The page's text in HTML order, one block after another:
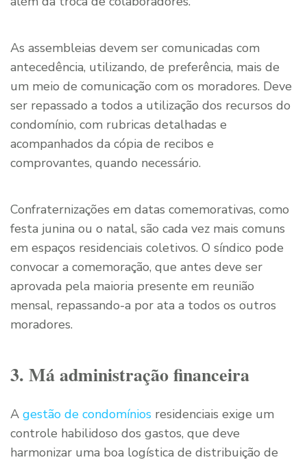
As assembleias devem ser comunicadas com
antecedência, utilizando, de preferência, mais de
um meio de comunicação com os moradores. Deve
ser repassado a todos a utilização dos recursos do
condomínio, com rubricas detalhadas e
acompanhados da cópia de recibos e
comprovantes, quando necessário.
Confraternizações em datas comemorativas, como
festa junina ou o natal, são cada vez mais comuns
em espaços residenciais coletivos. O síndico pode
convocar a comemoração, que antes deve ser
aprovada pela maioria presente em reunião
mensal, repassando-a por ata a todos os outros
moradores.
3. Má administração financeira
A gestão de condomínios residenciais exige um
controle habilidoso dos gastos, que deve
harmonizar uma boa logística de distribuição de